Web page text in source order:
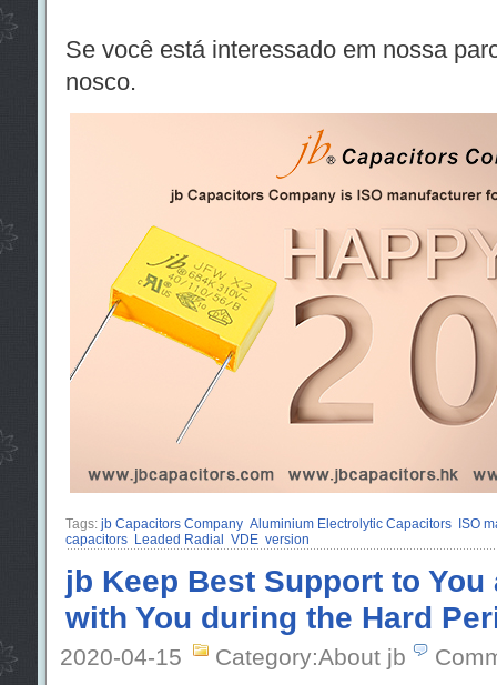
Se você está interessado em nossa
nosco.
Tags: jb Capacitors Company Aluminium Electrolytic Capacitors
ISO
capacitors
Leaded Radial VDE version
jb Keep Best Support to
with You during the Hard
2020-04-15 Category:About jb